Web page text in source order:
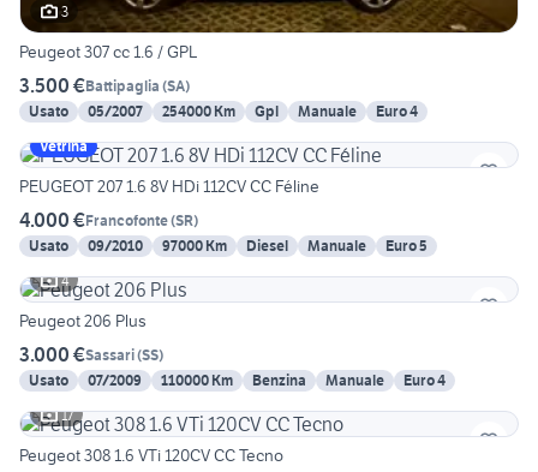
3
Peugeot 307 cc 1.6 / GPL
3.500 €Battipaglia (SA)
Usato
05/2007 254000 Km Gpl Manuale
Euro 4
Vetrina
PEUGEOT 207 1.6 8V HDi 112CV CC Féline
4.000 €Francofonte(SR)
Usato
09/2010 97000 Km Diesel Manuale
Euro 5
4
Peugeot 206 Plus
3.000 €Sassari(SS)
Usato
07/2009 110000 Km Benzina Manuale
Euro 4
17
Peugeot 308 1.6 VTi 120CV CC Tecno